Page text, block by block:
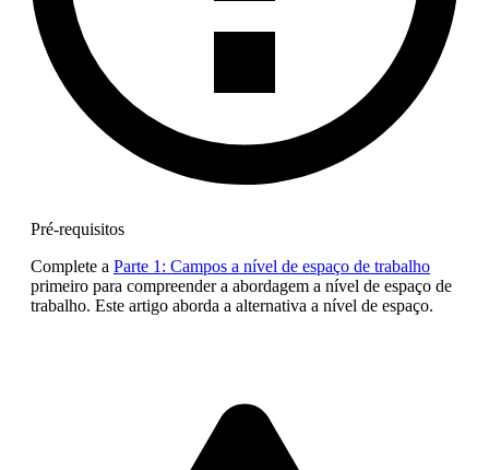
Pré-requisitos
Complete a Parte 1: Campos a nível de espaço de trabalho
primeiro para compreender a abordagem a nível de espaço de
trabalho. Este artigo aborda a alternativa a nível de espaço.